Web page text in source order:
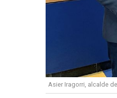
Asier Iragorri, alcalde